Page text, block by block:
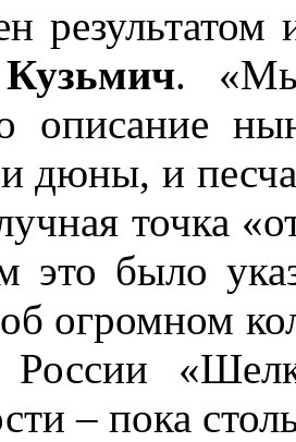
результатом
. «Мы
описание
дюны, и
точка
это было
огромном
– пока